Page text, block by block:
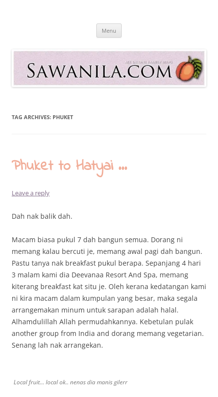
Sawanila.com
All In One Family Blog
Menu
TAG ARCHIVES: PHUKET
Phuket to Hatyai …
Leave a reply
Dah nak balik dah.
Macam biasa pukul 7 dah bangun semua. Dorang ni
memang kalau bercuti je, memang awal pagi dah bangun.
Pastu tanya nak breakfast pukul berapa. Sepanjang 4 hari
3 malam kami dia Deevanaa Resort And Spa, memang
kiterang breakfast kat situ je. Oleh kerana kedatangan kami
ni kira macam dalam kumpulan yang besar, maka segala
arrangemakan minum untuk sarapan adalah halal.
Alhamdulillah Allah permudahkannya. Kebetulan pulak
another group from India and dorang memang vegetarian.
Senang lah nak arrangekan.
Local fruit… local ok.. nenas dia manis gilerr